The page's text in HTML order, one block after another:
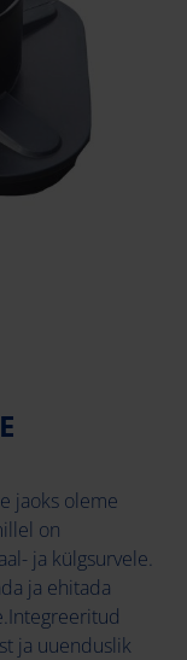
jaoks oleme
on
ja külgsurvele.
ja ehitada
ja uuenduslik